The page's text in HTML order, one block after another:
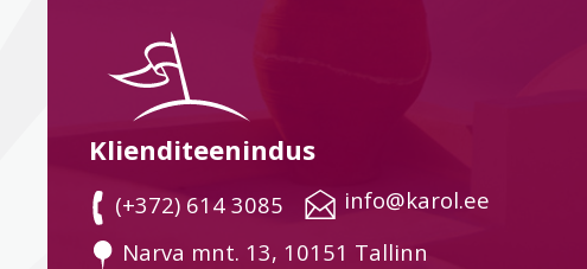
Klienditeenindus
(+372) 614 3085
info@karol.ee
Narva mnt. 13, 10151 Tallinn